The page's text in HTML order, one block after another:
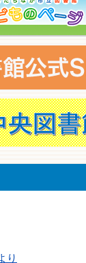
り